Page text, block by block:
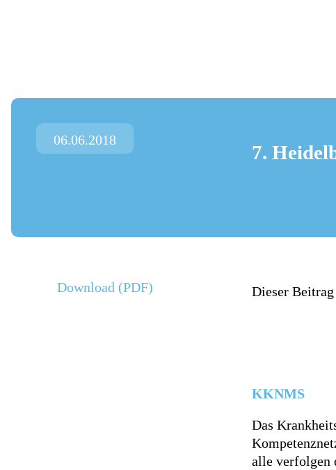
06.06.2018
7.
Download (PDF) Dieser
KKNMS
Das
alle verfolgen